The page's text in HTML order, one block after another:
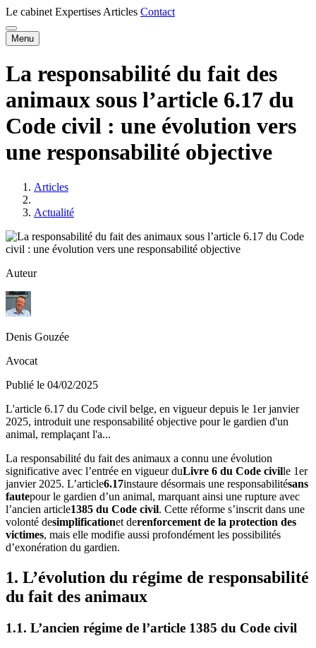
Le cabinet Expertises Articles Contact
Menu
La responsabilité du fait des
animaux sous l’article 6.17 du
Code civil : une évolution vers
une responsabilité objective
Articles
Actualité
Auteur
Denis Gouzée
Avocat
Publié le 04/02/2025
L'article 6.17 du Code civil belge, en vigueur depuis le 1er janvier
2025, introduit une responsabilité objective pour le gardien d'un
animal, remplaçant l'a...
La responsabilité du fait des animaux a connu une évolution
significative avec l’entrée en vigueur duLivre 6 du Code civille 1er
janvier 2025. L’article6.17instaure désormais une responsabilitésans
fautepour le gardien d’un animal, marquant ainsi une rupture avec
l’ancien article1385 du Code civil. Cette réforme s’inscrit dans une
volonté desimplificationet derenforcement de la protection des
victimes, mais elle modifie aussi profondément les possibilités
d’exonération du gardien.
1. L’évolution du régime de responsabilité
du fait des animaux
1.1. L’ancien régime de l’article 1385 du Code civil